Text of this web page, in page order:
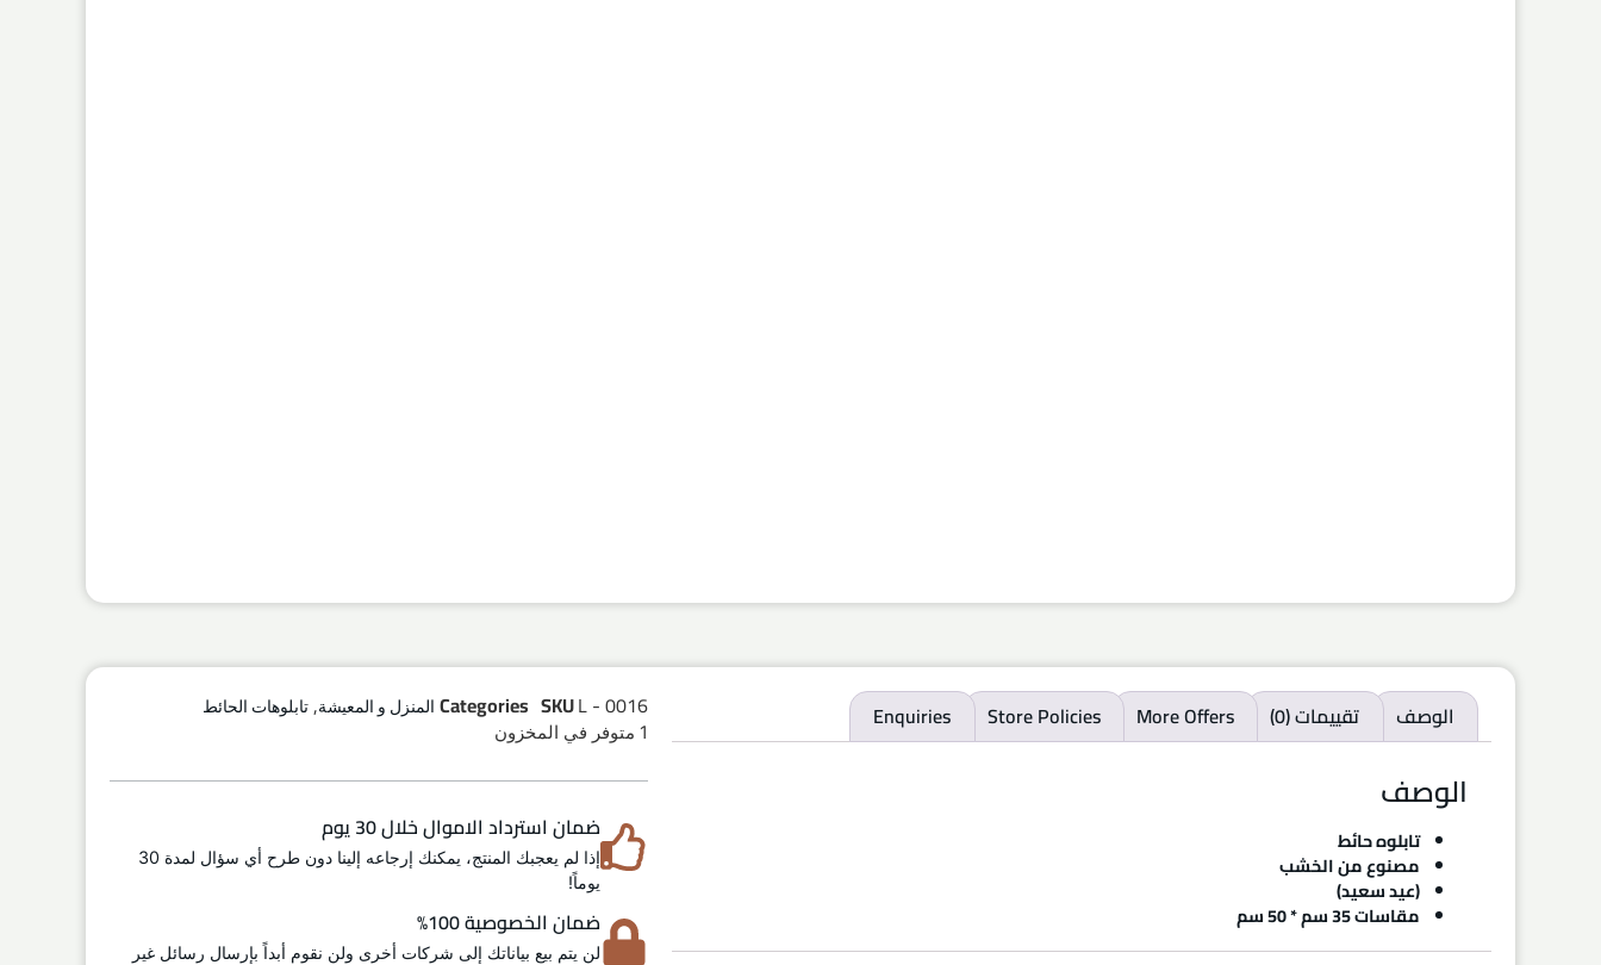
الوصف تقييمات (0) More Offers
Store Policies
Enquiries
الوصف
تابلوه حائط
مصنوع من الخشب
(عيد سعيد)
مقاسات 35 سم * 50 سم
SKUL - 0016
Categories المنزل و المعيشة, تابلوهات الحائط
1 متوفر في المخزون
ضمان استرداد الاموال خلال 30 يوم
إذا لم يعجبك المنتج، يمكنك إرجاعه إلينا دون طرح أي سؤال لمدة 30
يوماً!
ضمان الخصوصية 100%
لن يتم بيع بياناتك إلى شركات أخرى ولن نقوم أبداً بإرسال رسائل غير